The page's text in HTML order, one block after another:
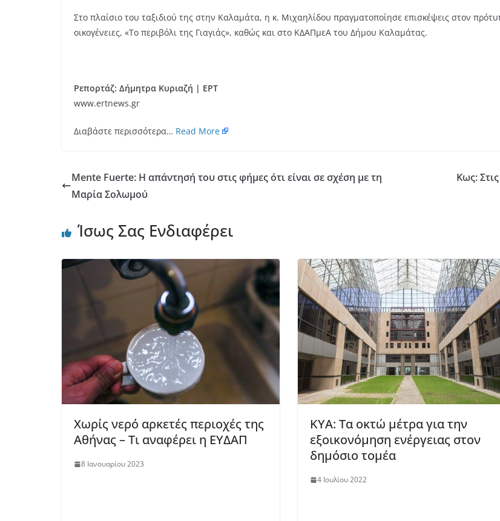
Στο πλαίσιο του ταξιδιού της στην Καλαμάτα, η κ. Μιχαηλίδου πραγματοποίησε επισκέψεις στον
οικογένειες, «Το περιβόλι της Γιαγιάς», καθώς και στο ΚΔΑΠμεΑ του Δήμου Καλαμάτας.
Ρεπορτάζ: Δήμητρα Κυριαζή | ΕΡΤ
www.ertnews.gr
Διαβάστε περισσότερα… Read More
Mente Fuerte: Η απάντησή του στις φήμες ότι είναι σε σχέση με τη
Μαρία Σολωμού
Κως:
Ίσως Σας Ενδιαφέρει
Χωρίς νερό αρκετές περιοχές της
Αθήνας – Τι αναφέρει η ΕΥΔΑΠ
8 Ιανουαρίου 2023
ΚΥΑ: Τα οκτώ μέτρα για την
εξοικονόμηση ενέργειας στον
δημόσιο τομέα
4 Ιουλίου 2022